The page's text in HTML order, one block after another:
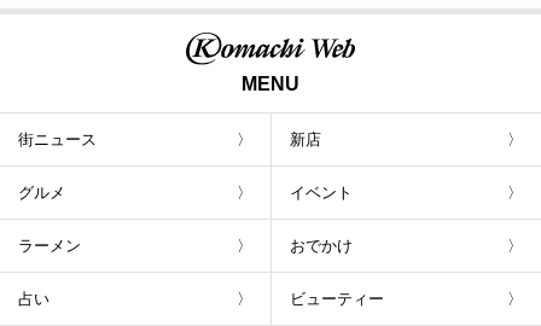
MENU
街ニュース 新店
グルメ イベント
ラーメン おでかけ
占い ビューティー